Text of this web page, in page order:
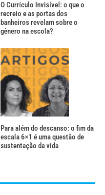
O Currículo Invisível: o que o
recreio e as portas dos
banheiros revelam sobre o
gênero na escola?
Para além do descanso: o fim da
escala 6×1 é uma questão de
sustentação da vida